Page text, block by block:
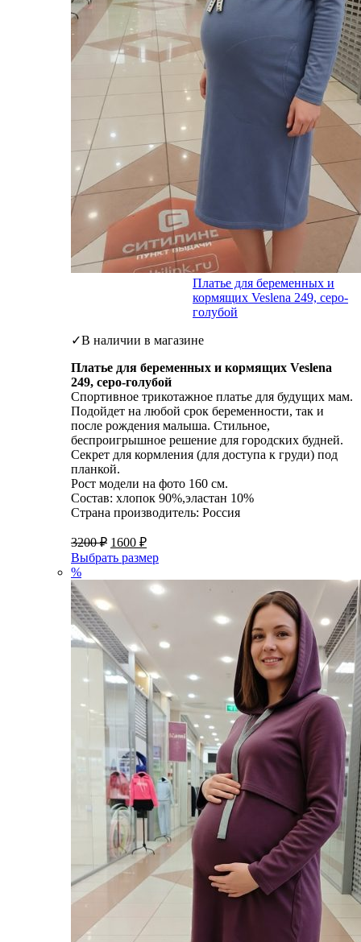
Платье для беременных и
кормящих Veslena 249, серо-
голубой
✓В наличии в магазине
Платье для беременных и кормящих Veslena
249, серо-голубой
Спортивное трикотажное платье для будущих мам.
Подойдет на любой срок беременности, так и
после рождения малыша. Стильное,
беспроигрышное решение для городских будней.
Секрет для кормления (для доступа к груди) под
планкой.
Рост модели на фото 160 см.
Состав: хлопок 90%,эластан 10%
Страна производитель: Россия
3200₽ 1600 ₽
Выбрать размер
%